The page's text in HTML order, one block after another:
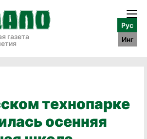
газета
Рус
Инг
технопарке
осенняя